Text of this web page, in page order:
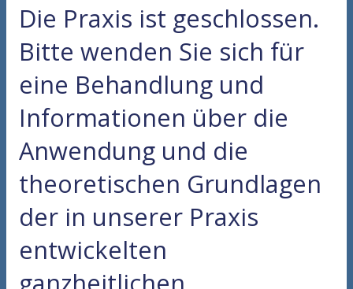
Akupunktur TCM Kräutermedizin China 1999
Episcopathie System Symbole
Kunsttherapie
Patente/Gebrauchsmuster
Curriculum vitae
Die Praxis ist geschlossen.
Bitte wenden Sie sich für
eine Behandlung und
Informationen über die
Anwendung und die
theoretischen Grundlagen
der in unserer Praxis
entwickelten